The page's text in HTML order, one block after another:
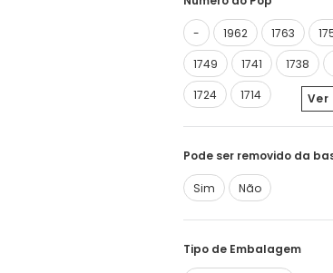
- 1962 1763
1749
1741 1738
1724
1714 Ver
Pode ser removido da
Sim Não
Tipo de Embalagem